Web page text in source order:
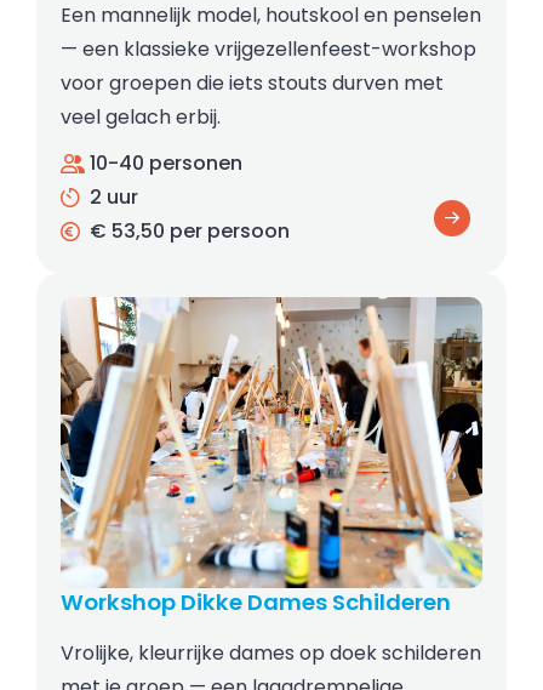
Een mannelijk model, houtskool en penselen
— een klassieke vrijgezellenfeest-workshop
voor groepen die iets stouts durven met
veel gelach erbij.
10-40 personen
2 uur
€ 53,50 per persoon
Workshop Dikke Dames Schilderen
Vrolijke, kleurrijke dames op doek schilderen